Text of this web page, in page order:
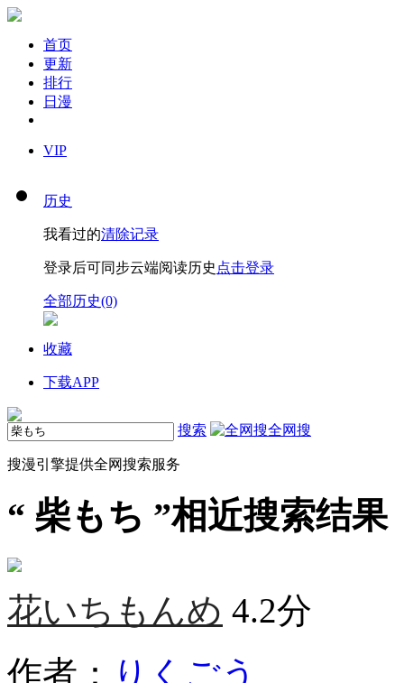
首页
更新
排行
日漫
VIP
历史
我看过的清除记录
登录后可同步云端阅读历史 点击登录
全部历史(0)
收藏
下载APP
搜索 全网搜
搜漫引擎提供全网搜索服务
“ 柴もち ”相近搜索结果
花いちもんめ 4.2分
作者： りくごう